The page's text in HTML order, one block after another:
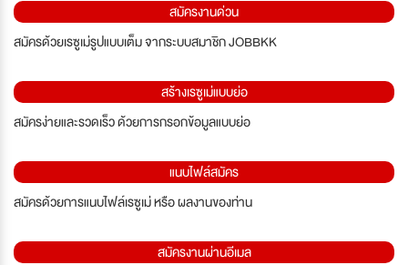
สมัครงานด่วน
สมัครด้วยเรซูเม่รูปแบบเต็ม จากระบบสมาชิก JOBBKK
สร้างเรซูเม่แบบย่อ
สมัครง่ายและรวดเร็ว ด้วยการกรอกข้อมูลแบบย่อ
แนบไฟล์สมัคร
สมัครด้วยการแนบไฟล์เรซูเม่ หรือ ผลงานของท่าน
สมัครงานผ่านอีเมล